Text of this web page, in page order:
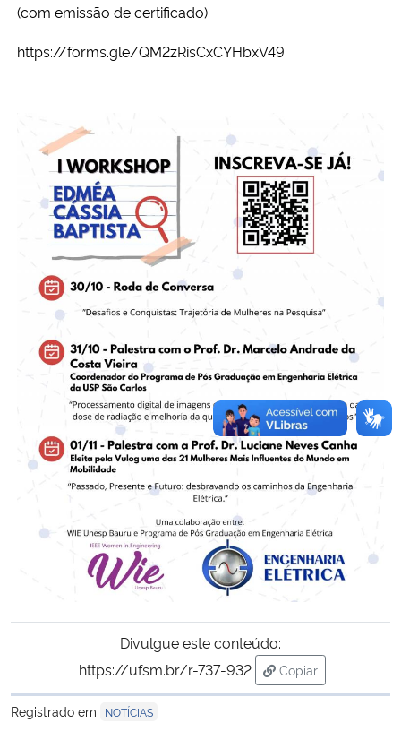
(com emissão de certificado):
https://forms.gle/QM2zRisCxCYHbxV49
Divulgue este conteúdo:
https://ufsm.br/r-737-932
Copiar
para área de
Registrado em
NOTÍCIAS